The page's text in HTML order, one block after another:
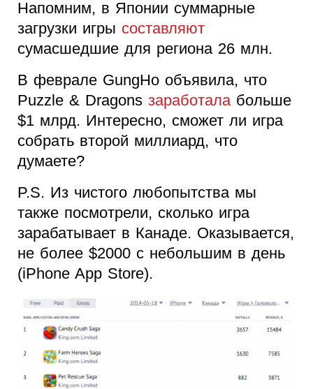
Напомним, в Японии суммарные
загрузки игры составляют
сумасшедшие для региона 26 млн.
В феврале GungHo объявила, что
Puzzle & Dragons заработалабольше
$1 млрд. Интересно, сможет ли игра
собрать второй миллиард, что
думаете?
P.S. Из чистого любопытства мы
также посмотрели, сколько игра
зарабатывает в Канаде. Оказывается,
не более $2000 с небольшим в день
(iPhone App Store).